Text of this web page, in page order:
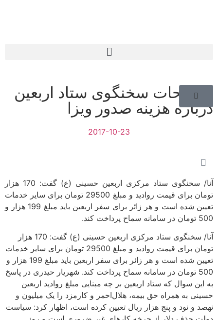
توضیحات سخنگوی ستاد اربعین
درباره هزینه صدور ویزا
2017-10-23
آنا/ سخنگوی ستاد مرکزی اربعین حسینی (ع) گفت: 170 هزار
تومان برای قیمت روادید و مبلغ 29500 تومان برای سایر خدمات
تعیین شده است و هر زائر برای سفر اربعین باید مبلغ 199 هزار و
500 تومان در سامانه سماح پرداخت کند.
آنا/ سخنگوی ستاد مرکزی اربعین حسینی (ع) گفت: 170 هزار
تومان برای قیمت روادید و مبلغ 29500 تومان برای سایر خدمات
تعیین شده است و هر زائر برای سفر اربعین باید مبلغ 199 هزار و
500 تومان در سامانه سماح پرداخت کند. شهریار حیدری در پاسخ
به این سوال که ستاد اربعین بر چه مبنایی مبلغ روادید اربعین
حسینی به همراه حق بیمه، هلال‌احمر و کارمزد را یک میلیون و
نهصد و نود و پنج هزار ریال تعیین کرده است، اظهار کرد: سیاست